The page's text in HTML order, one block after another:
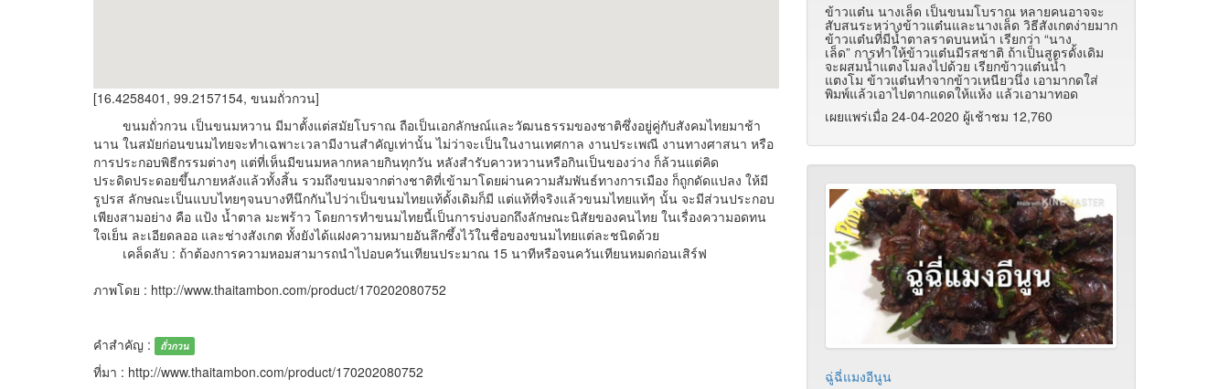
[16.4258401, 99.2157154, ขนมถั่วกวน]
ขนมถั่วกวน เป็นขนมหวาน มีมาตั้งแต่สมัยโบราณ ถือเป็นเอกลักษณ์และวัฒนธรรมของชาติซึ่งอยู่คู่กับสังคมไทยมาช้า
นาน ในสมัยก่อนขนมไทยจะทำเฉพาะเวลามีงานสำคัญเท่านั้น ไม่ว่าจะเป็นในงานเทศกาล งานประเพณี งานทางศาสนา หรือ
การประกอบพิธีกรรมต่างๆ แต่ที่เห็นมีขนมหลากหลายกินทุกวัน หลังสำรับคาวหวานหรือกินเป็นของว่าง ก็ล้วนแต่คิด
ประดิดประดอยขึ้นภายหลังแล้วทั้งสิ้น รวมถึงขนมจากต่างชาติที่เข้ามาโดยผ่านความสัมพันธ์ทางการเมือง ก็ถูกดัดแปลง ให้มี
รูปรส ลักษณะเป็นแบบไทยๆจนบางทีนึกกันไปว่าเป็นขนมไทยแท้ดั้งเดิมก็มี แต่แท้ที่จริงแล้วขนมไทยแท้ๆ นั้น จะมีส่วนประกอบ
เพียงสามอย่าง คือ แป้ง น้ำตาล มะพร้าว โดยการทำขนมไทยนี้เป็นการบ่งบอกถึงลักษณะนิสัยของคนไทย ในเรื่องความอดทน
ใจเย็น ละเอียดลออ และช่างสังเกต ทั้งยังได้แฝงความหมายอันลึกซึ้งไว้ในชื่อของขนมไทยแต่ละชนิดด้วย
เคล็ดลับ : ถ้าต้องการความหอมสามารถนำไปอบควันเทียนประมาณ 15 นาทีหรือจนควันเทียนหมดก่อนเสิร์ฟ
ภาพโดย : http://www.thaitambon.com/product/170202080752
คำสำคัญ : ถั่วกวน
ที่มา : http://www.thaitambon.com/product/170202080752
ข้าวแต๋น นางเล็ด เป็นขนมโบราณ หลายคนอาจจะ
สับสนระหว่างข้าวแต๋นและนางเล็ด วิธีสังเกตง่ายมาก
ข้าวแต๋นที่มีน้ำตาลราดบนหน้า เรียกว่า “นาง
เล็ด” การทำให้ข้าวแต๋นมีรสชาติ ถ้าเป็นสูตรดั้งเดิม
จะผสมน้ำแตงโมลงไปด้วย เรียกข้าวแต๋นน้ำ
แตงโม ข้าวแต๋นทำจากข้าวเหนียวนึ่ง เอามากดใส่
พิมพ์แล้วเอาไปตากแดดให้แห้ง แล้วเอามาทอด
เผยแพร่เมื่อ 24-04-2020 ผู้เช้าชม 12,760
ฉู่ฉี่แมงอีนูน